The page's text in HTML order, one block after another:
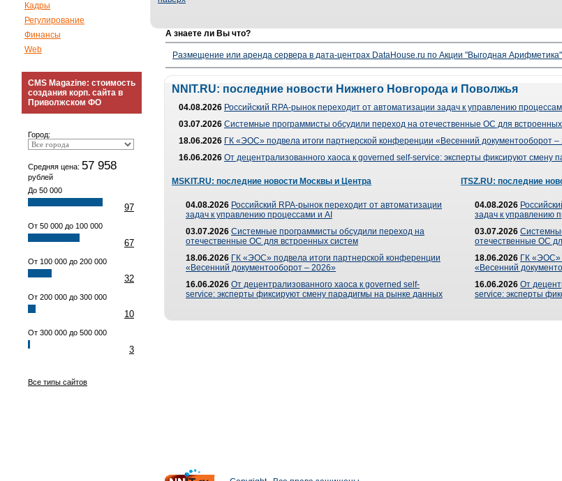
Кадры
Регулирование
Финансы
Web
CMS Magazine: стоимость
создания корп. сайта в
Приволжском ФО
Город:
Средняя цена: 57 958
рублей
До 50 000
97
От 50 000 до 100 000
67
От 100 000 до 200 000
32
От 200 000 до 300 000
10
От 300 000 до 500 000
3
Все типы сайтов
А знаете ли Вы что?
Размещение или аренда сервера в дата-центрах DataHouse.ru по Акции "Выгодная
NNIT.RU: последние новости Нижнего Новгорода и Поволжья
04.08.2026 Российский RPA-рынок переходит от автоматизации задач к управлению
03.07.2026 Системные программисты обсудили переход на отечественные ОС для
18.06.2026 ГК «ЭОС» подвела итоги партнерской конференции «Весенний документооборот –
16.06.2026 От децентрализованного хаоса к governed self-service: эксперты фиксируют смену
MSKIT.RU: последние новости Москвы и Центра
04.08.2026 Российский RPA-рынок переходит от автоматизации
задач к управлению процессами и AI
03.07.2026 Системные программисты обсудили переход на
отечественные ОС для встроенных систем
18.06.2026 ГК «ЭОС» подвела итоги партнерской конференции
«Весенний документооборот – 2026»
16.06.2026 От децентрализованного хаоса к governed self-
service: эксперты фиксируют смену парадигмы на рынке данных
ITSZ.RU: последние
04.08.2026
задач к управлению
03.07.2026
отечественные ОС
18.06.2026 ГК «ЭОС»
«Весенний
16.06.2026 От
service: эксперты